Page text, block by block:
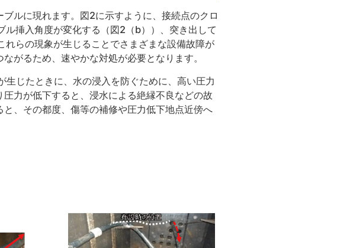
ルに現れます。図2に示すように、接続点のクロ
挿入角度が変化する（図2（b））、突き出して
らの現象が生じることでさまざまな設備故障が
がるため、速やかな対処が必要となります。
生じたときに、水の浸入を防ぐために、高い圧力
力が低下すると、浸水による絶縁不良などの故
、その都度、傷等の補修や圧力低下地点近傍へ